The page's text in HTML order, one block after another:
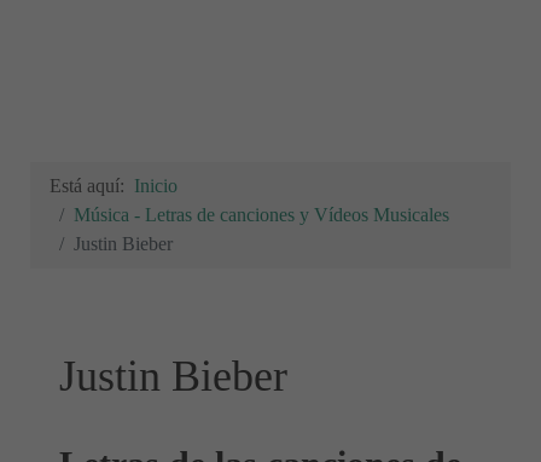
Está aquí: Inicio
Música - Letras de canciones y Vídeos Musicales
Justin Bieber
Justin Bieber